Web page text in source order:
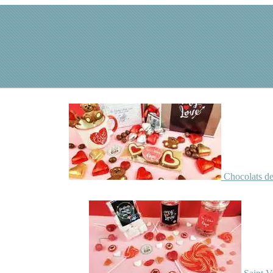
Chocolats